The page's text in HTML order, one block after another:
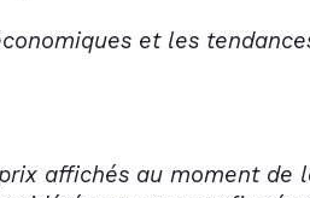
et les
affichés au moment